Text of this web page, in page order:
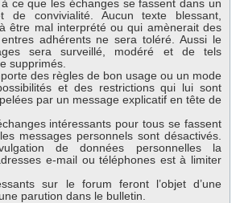
ce que les échanges se fassent dans un
convivialité. Aucun texte blessant,
être mal interprété ou qui amènerait des
adhérents ne sera toléré. Aussi le
sera surveillé, modéré et de tels
supprimés.
des règles de bon usage ou un mode
et des restrictions qui lui sont
par un message explicatif en tête de
intéressants pour tous se fassent
messages personnels sont désactivés.
de données personnelles la
e-mail ou téléphones est à limiter
sur le forum feront l’objet d’une
parution dans le bulletin.